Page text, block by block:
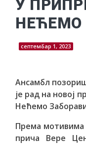
У
НЕЋЕМО
септембар 1, 2023
Ансамбл
је рад на новој
Нећемо
Према
прича Вере